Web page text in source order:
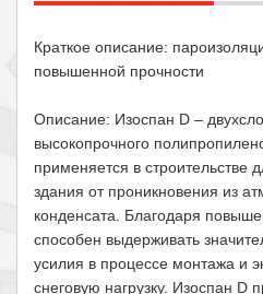
Краткое описание:
повышенной прочности
Описание: Изоспан D –
высокопрочного
применяется в строительстве
здания от проникновения из
конденсата. Благодаря
способен выдерживать
усилия в процессе монтажа и
снеговую нагрузку. Изоспан D